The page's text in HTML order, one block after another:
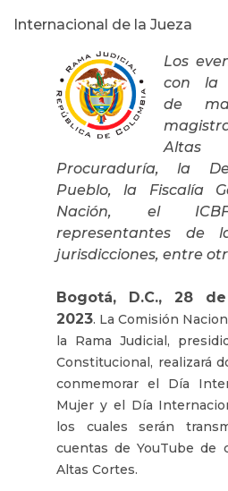
Internacional de la Jueza
Los
con la
de
Altas
Procuraduría, la
Pueblo, la Fiscalía
Nación, el
representantes de
jurisdicciones, entre
Bogotá, D.C., 28
2023. La Comisión
la Rama Judicial,
Constitucional, realizará
conmemorar el Día
Mujer y el Día
los cuales serán
cuentas de YouTube de
Altas Cortes.